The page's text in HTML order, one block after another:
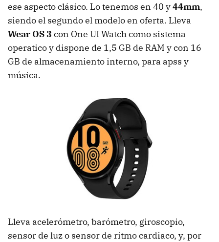
ese aspecto clásico. Lo tenemos en 40 y44mm,
siendo el segundo el modelo en oferta. Lleva
Wear OS 3 con One UI Watch como sistema
operatico y dispone de 1,5 GB de RAM y con 16
GB de almacenamiento interno, para apss y
música.
Lleva acelerómetro, barómetro, giroscopio,
sensor de luz o sensor de ritmo cardiaco, y, por